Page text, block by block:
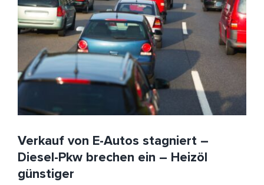
Verkauf von E-Autos stagniert – Diesel-Pkw brechen
ein – Heizöl günstiger
Diesel-PKW E-Autos EU HeizölNews Neuzulassungen
Verkauf von E-Autos stagniert –
Diesel-Pkw brechen ein – Heizöl
günstiger